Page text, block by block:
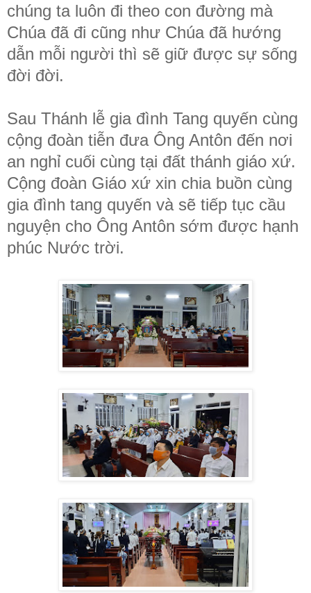
chúng ta luôn đi theo con đường mà
Chúa đã đi cũng như Chúa đã hướng
dẫn mỗi người thì sẽ giữ được sự sống
đời đời.
Sau Thánh lễ gia đình Tang quyến cùng
cộng đoàn tiễn đưa Ông Antôn đến nơi
an nghỉ cuối cùng tại đất thánh giáo xứ.
Cộng đoàn Giáo xứ xin chia buồn cùng
gia đình tang quyến và sẽ tiếp tục cầu
nguyện cho Ông Antôn sớm được hạnh
phúc Nước trời.